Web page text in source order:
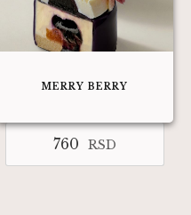
MERRY BERRY
760 RSD